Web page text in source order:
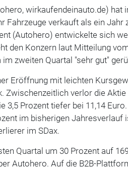
wirkaufendeinauto.de) hat
Fahrzeuge verkauft als ein Jahr
(Autohero) entwickelte sich
den Konzern laut Mitteilung
zweiten Quartal "sehr gut"
Eröffnung mit leichten
Zwischenzeitlich verlor die
3,5 Prozent tiefer bei 11,14
im bisherigen Jahresverlauf
im SDax.
Quartal um 30 Prozent auf
Autohero. Auf die B2B-